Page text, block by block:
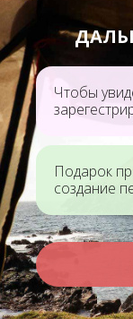
Чтобы
Подарок
создание